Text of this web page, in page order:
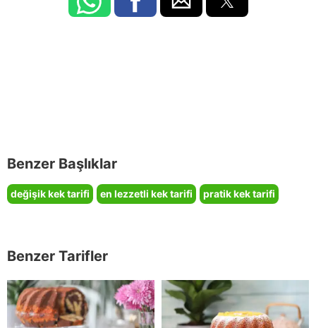
Benzer Başlıklar
değişik kek tarifi en lezzetli kek tarifi pratik kek tarifi
Benzer Tarifler